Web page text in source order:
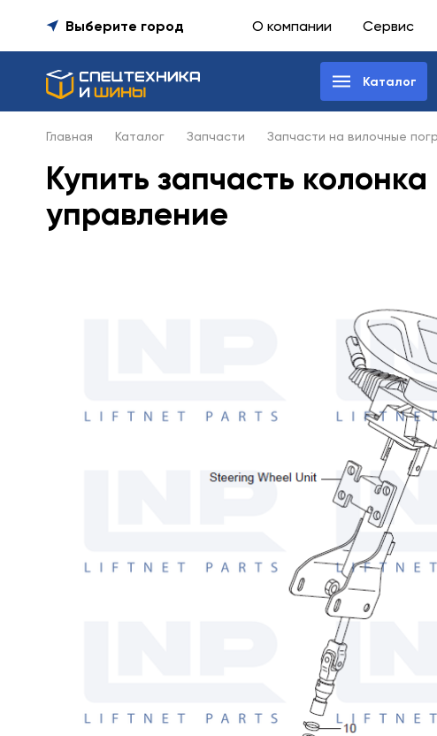
Выберите город О компании Сервис
Каталог
Главная Каталог Запчасти Запчасти на вилочные
Купить запчасть
управление